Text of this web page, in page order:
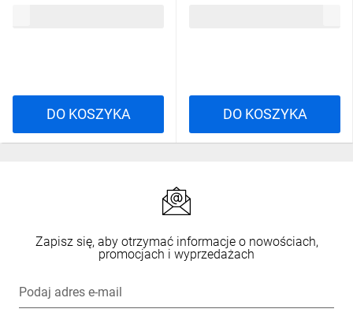
DO KOSZYKA DO KOSZYKA
Zapisz się, aby otrzymać informacje o nowościach,
promocjach i wyprzedażach
Podaj adres e-mail